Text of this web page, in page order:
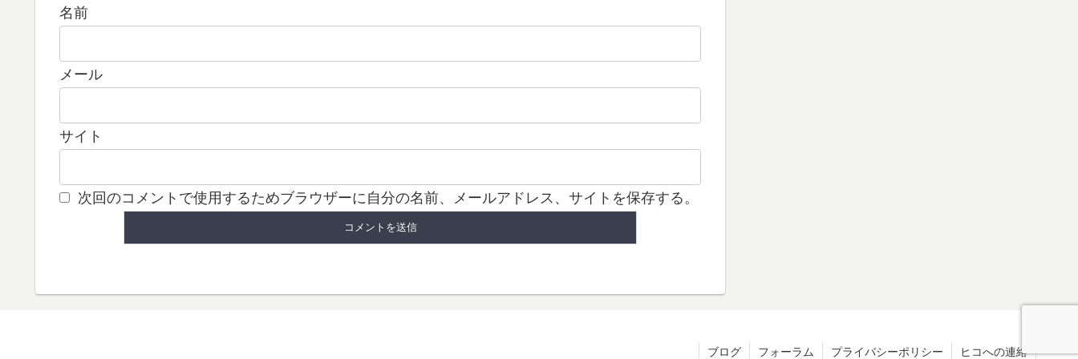
名前
メール
サイト
次回のコメントで使用するためブラウザーに自分の名前、メールアドレス、サイトを保存する。
ブログ フォーラム プライバシーポリシー ヒコへの連絡